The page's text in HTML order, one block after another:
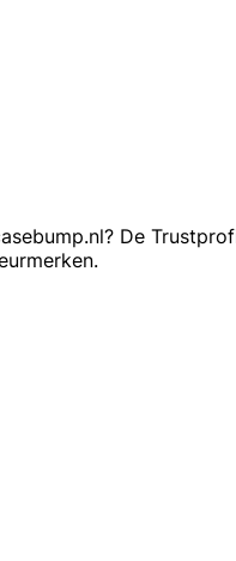
De